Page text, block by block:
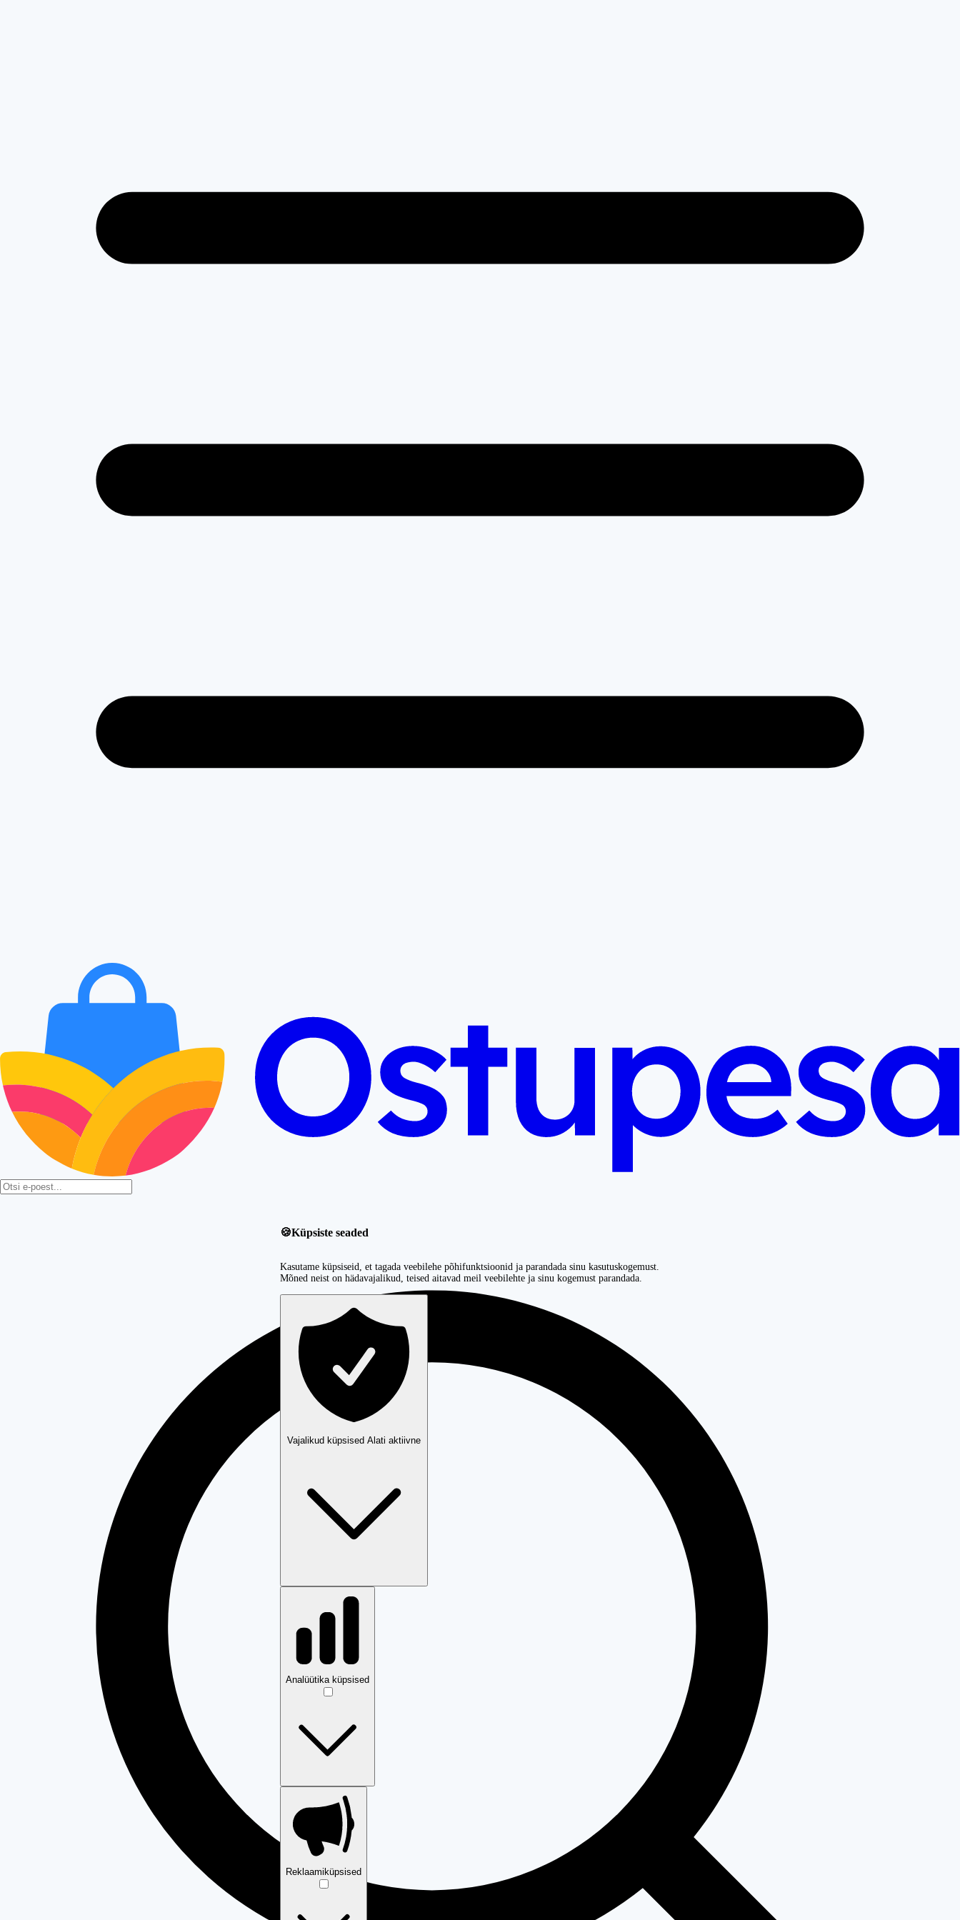
🍪Küpsiste seaded
Kasutame küpsiseid, et tagada veebilehe põhifunktsioonid ja parandada sinu kasutuskogemust.
Mõned neist on hädavajalikud, teised aitavad meil veebilehte ja sinu kogemust parandada.
Vajalikud küpsised
Analüütika küpsised
Reklaamiküpsised